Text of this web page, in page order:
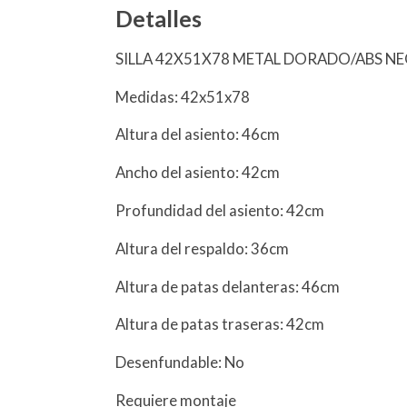
Detalles
SILLA 42X51X78 METAL DORADO/ABS
Medidas: 42x51x78
Altura del asiento: 46cm
Ancho del asiento: 42cm
Profundidad del asiento: 42cm
Altura del respaldo: 36cm
Altura de patas delanteras: 46cm
Altura de patas traseras: 42cm
Desenfundable: No
Requiere montaje